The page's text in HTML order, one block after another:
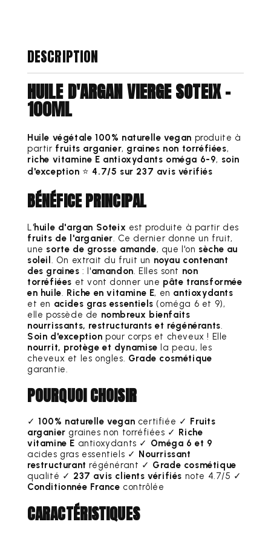
DESCRIPTION
HUILE D'ARGAN VIERGE SOTEIX -
100ML
Huile végétale 100% naturelle vegan produite à
partir fruits arganier, graines non torréfiées,
riche vitamine E antioxydants oméga 6-9, soin
d'exception ⭐️ 4.7/5 sur 237 avis vérifiés
BÉNÉFICE PRINCIPAL
L'huile d'argan Soteix est produite à partir des
fruits de l'arganier. Ce dernier donne un fruit,
une sorte de grosse amande, que l'on sèche au
soleil . On extrait du fruit un noyau contenant
des graines : l'amandon. Elles sont non
torréfiées et vont donner une pâte transformée
en huile. Riche en vitamine E, en antioxydants
et en acides gras essentiels (oméga 6 et 9),
elle possède de nombreux bienfaits
nourrissants, restructurants et régénérants.
Soin d'exception pour corps et cheveux ! Elle
nourrit, protège et dynamise la peau, les
cheveux et les ongles. Grade cosmétique
garantie.
POURQUOI CHOISIR
✓100% naturelle vegan certifiée ✓ Fruits
arganier graines non torréfiées ✓ Riche
vitamine E antioxydants ✓ Oméga 6 et 9
acides gras essentiels ✓ Nourrissant
restructurant régénérant ✓ Grade cosmétique
qualité ✓ 237 avis clients vérifiés note 4.7/5 ✓
Conditionnée France contrôlée
CARACTÉRISTIQUES